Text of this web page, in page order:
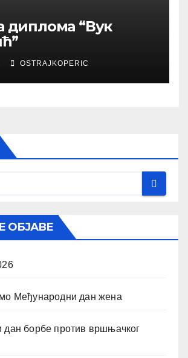
диплома “Вук
OSTRAJKOPERIC
ОБЈАВЕ
Међународни дан жена
дан борбе против вршњачког